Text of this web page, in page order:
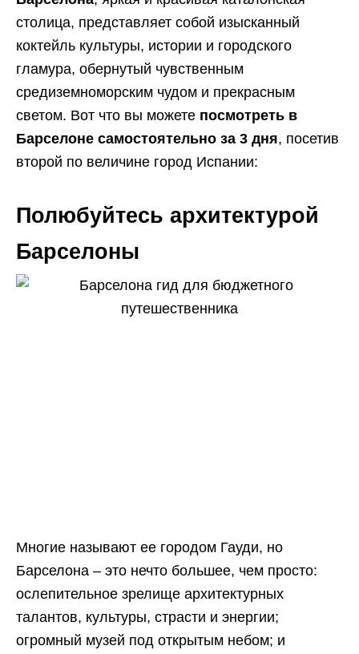
столица, представляет собой изысканный
коктейль культуры, истории и городского
гламура, обернутый чувственным
средиземноморским чудом и прекрасным
светом. Вот что вы можете посмотреть в
Барселоне самостоятельно за 3 дня, посетив
второй по величине город Испании:
Полюбуйтесь архитектурой
Барселоны
Многие называют ее городом Гауди, но
Барселона – это нечто большее, чем просто:
ослепительное зрелище архитектурных
талантов, культуры, страсти и энергии;
огромный музей под открытым небом; и